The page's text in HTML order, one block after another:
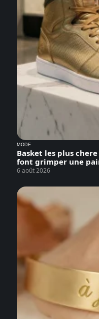
MODE
Basket les plus
font grimper une
6 août 2026